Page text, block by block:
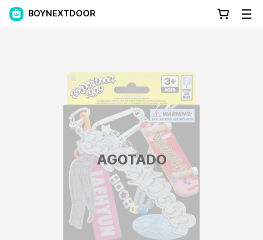
BOYNEXTDOOR
AGOTADO